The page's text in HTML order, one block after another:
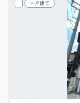
一戸建て